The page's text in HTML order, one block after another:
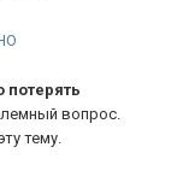
потерять
вопрос.
тему.